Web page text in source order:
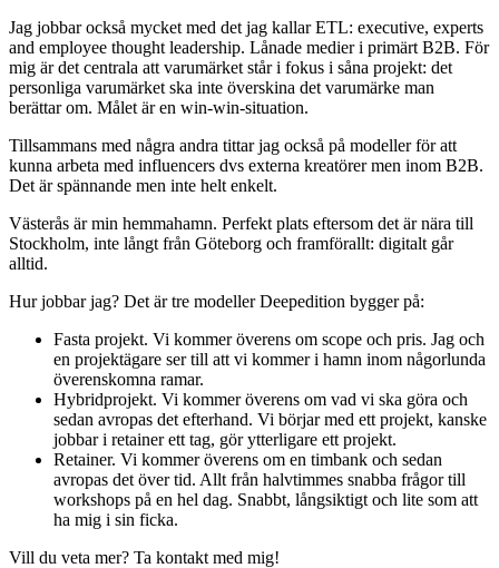
Jag jobbar också mycket med det jag kallar ETL: executive, experts
and employee thought leadership. Lånade medier i primärt B2B. För
mig är det centrala att varumärket står i fokus i såna projekt: det
personliga varumärket ska inte överskina det varumärke man
berättar om. Målet är en win-win-situation.
Tillsammans med några andra tittar jag också på modeller för att
kunna arbeta med influencers dvs externa kreatörer men inom B2B.
Det är spännande men inte helt enkelt.
Västerås är min hemmahamn. Perfekt plats eftersom det är nära till
Stockholm, inte långt från Göteborg och framförallt: digitalt går
alltid.
Hur jobbar jag? Det är tre modeller Deepedition bygger på:
Fasta projekt. Vi kommer överens om scope och pris. Jag och
en projektägare ser till att vi kommer i hamn inom någorlunda
överenskomna ramar.
Hybridprojekt. Vi kommer överens om vad vi ska göra och
sedan avropas det efterhand. Vi börjar med ett projekt, kanske
jobbar i retainer ett tag, gör ytterligare ett projekt.
Retainer. Vi kommer överens om en timbank och sedan
avropas det över tid. Allt från halvtimmes snabba frågor till
workshops på en hel dag. Snabbt, långsiktigt och lite som att
ha mig i sin ficka.
Vill du veta mer? Ta kontakt med mig!